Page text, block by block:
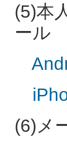
(5)本
ール
(6)メ